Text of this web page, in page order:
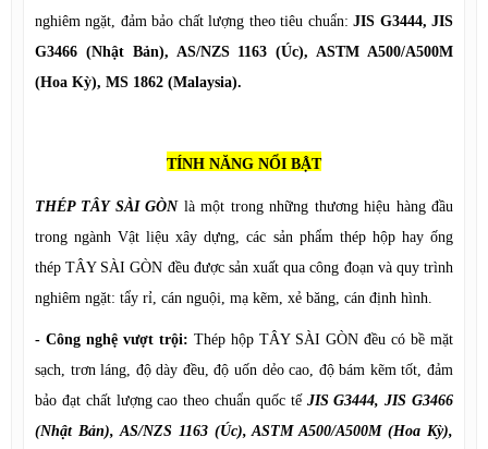
nghiêm ngặt, đảm bảo chất lượng theo tiêu chuẩn:JIS G3444, JIS
G3466 (Nhật Bản), AS/NZS 1163 (Úc), ASTM A500/A500M
(Hoa Kỳ), MS 1862 (Malaysia).
TÍNH NĂNG NỔI BẬT
THÉP TÂY SÀI GÒNlà một trong những thương hiệu hàng đầu
trong ngành Vật liệu xây dựng, các sản phẩm thép hộp hay ống
thép TÂY SÀI GÒN đều được sản xuất qua công đoạn và quy trình
nghiêm ngặt: tẩy rỉ, cán nguội, mạ kẽm, xẻ băng, cán định hình.
- Công nghệ vượt trội: Thép hộp TÂY SÀI GÒN đều có bề mặt
sạch, trơn láng, độ dày đều, độ uốn dẻo cao, độ bám kẽm tốt, đảm
bảo đạt chất lượng cao theo chuẩn quốc tế JIS G3444, JIS G3466
(Nhật Bản), AS/NZS 1163 (Úc), ASTM A500/A500M (Hoa Kỳ),